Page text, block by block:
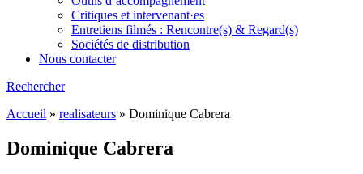
Critiques et intervenant·es
Entretiens filmés : Rencontre(s) & Regard(s)
Sociétés de distribution
Nous contacter
Rechercher
Accueil » realisateurs » Dominique Cabrera
Dominique Cabrera